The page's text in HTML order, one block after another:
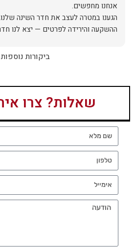
הגענו במטרה לעצב את חדר השינה שלנו,
ההשקעה והירידה לפרטים — יצא לנו
האיכות ברמה גבוהה, העיצוב מהמם, וכל
שמחפש ריהוט איכותי ושירות ברמה
ביקורות נוספות
שאלות? צרו